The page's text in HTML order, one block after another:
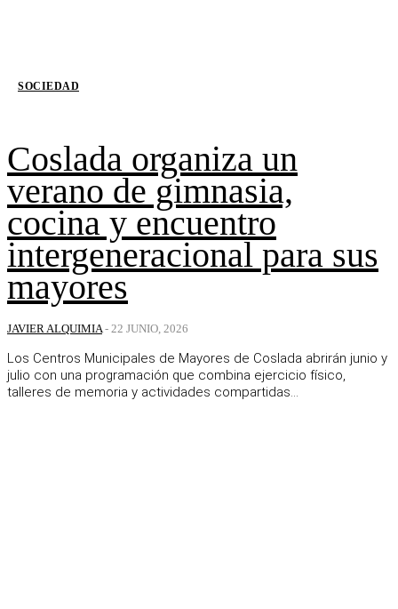
SOCIEDAD
Coslada organiza un
verano de gimnasia,
cocina y encuentro
intergeneracional para sus
mayores
JAVIER ALQUIMIA - 22 JUNIO, 2026
Los Centros Municipales de Mayores de Coslada abrirán junio y
julio con una programación que combina ejercicio físico,
talleres de memoria y actividades compartidas...